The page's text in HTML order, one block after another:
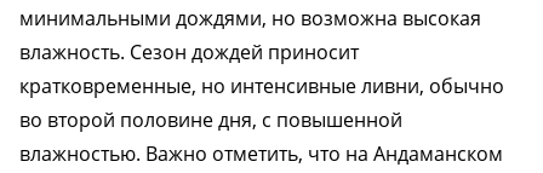
минимальными дождями, но возможна высокая
влажность. Сезон дождей приносит
кратковременные, но интенсивные ливни, обычно
во второй половине дня, с повышенной
влажностью. Важно отметить, что на Андаманском